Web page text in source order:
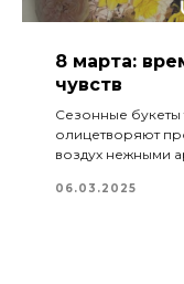
8 марта:
чувств
Сезонные
олицетворяют
воздух нежными
06.03.2025